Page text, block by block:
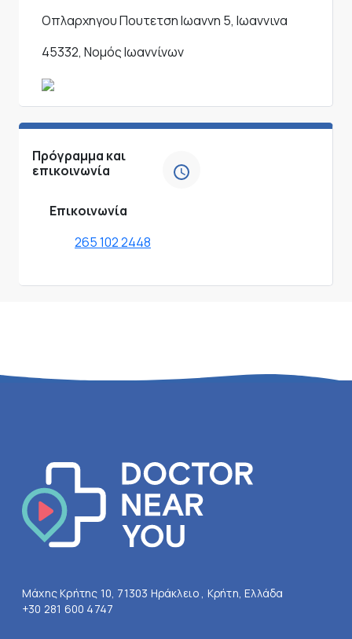
Οπλαρχηγου Πουτετση Ιωαννη 5, Ιωαννινα
45332, Νομός Ιωαννίνων
Πρόγραμμα και
επικοινωνία
Επικοινωνία
265 102 2448
Μάχης Κρήτης 10, 71303 Ηράκλειο , Κρήτη, Ελλάδα
+30 281 600 4747